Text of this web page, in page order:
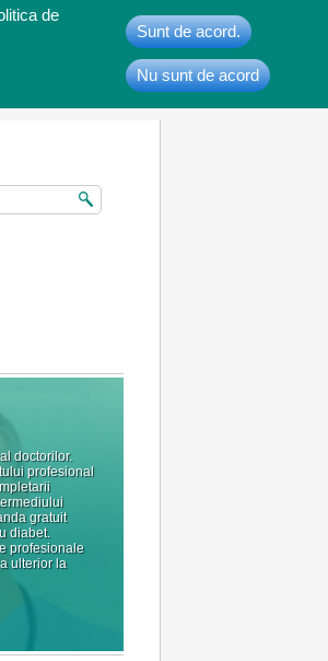
de
Sunt de acord.
Nu sunt de acord
doctorilor.
profesional
gratuit
diabet.
profesionale
ulterior la